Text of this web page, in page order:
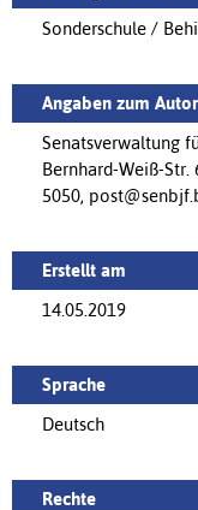
Sonderschule /
Angaben zum
Senatsverwaltung
Bernhard-Weiß-Str.
5050,
Erstellt am
14.05.2019
Sprache
Deutsch
Rechte